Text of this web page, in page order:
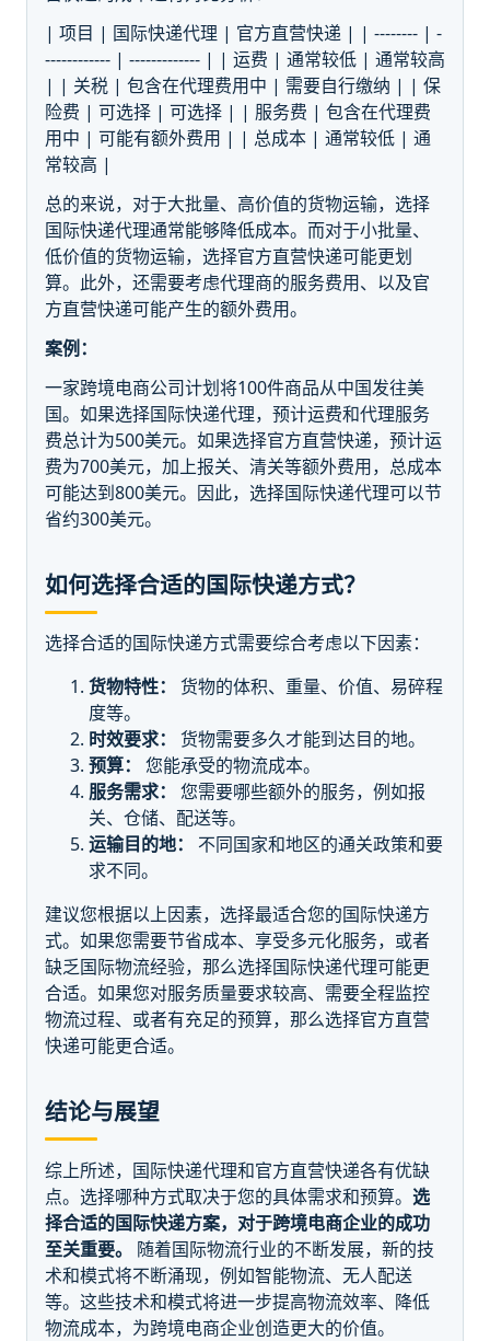
| 项目 | 国际快递代理 | 官方直营快递 | | -------- | -
------------ | ------------- | | 运费 | 通常较低 | 通常较高
| | 关税 | 包含在代理费用中 | 需要自行缴纳 | | 保
险费 | 可选择 | 可选择 | | 服务费 | 包含在代理费
用中 | 可能有额外费用 | | 总成本 | 通常较低 | 通
常较高 |
总的来说，对于大批量、高价值的货物运输，选择
国际快递代理通常能够降低成本。而对于小批量、
低价值的货物运输，选择官方直营快递可能更划
算。此外，还需要考虑代理商的服务费用、以及官
方直营快递可能产生的额外费用。
案例：
一家跨境电商公司计划将100件商品从中国发往美
国。如果选择国际快递代理，预计运费和代理服务
费总计为500美元。如果选择官方直营快递，预计运
费为700美元，加上报关、清关等额外费用，总成本
可能达到800美元。因此，选择国际快递代理可以节
省约300美元。
如何选择合适的国际快递方式？
选择合适的国际快递方式需要综合考虑以下因素：
货物特性：
货物的体积、重量、价值、易碎程
度等。
时效要求：
货物需要多久才能到达目的地。
预算：
您能承受的物流成本。
服务需求：
您需要哪些额外的服务，例如报
关、仓储、配送等。
运输目的地：
不同国家和地区的通关政策和要
求不同。
建议您根据以上因素，选择最适合您的国际快递方
式。如果您需要节省成本、享受多元化服务，或者
缺乏国际物流经验，那么选择国际快递代理可能更
合适。如果您对服务质量要求较高、需要全程监控
物流过程、或者有充足的预算，那么选择官方直营
快递可能更合适。
结论与展望
综上所述，国际快递代理和官方直营快递各有优缺
点。选择哪种方式取决于您的具体需求和预算。 选
择合适的国际快递方案，对于跨境电商企业的成功
至关重要。
随着国际物流行业的不断发展，新的技
术和模式将不断涌现，例如智能物流、无人配送
等。这些技术和模式将进一步提高物流效率、降低
物流成本，为跨境电商企业创造更大的价值。